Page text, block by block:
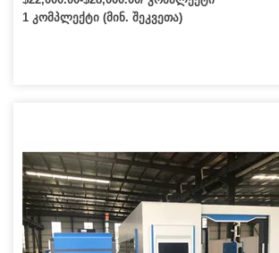
მანქანისთვის
1 კომპლექტი (მინ. შეკვეთა)